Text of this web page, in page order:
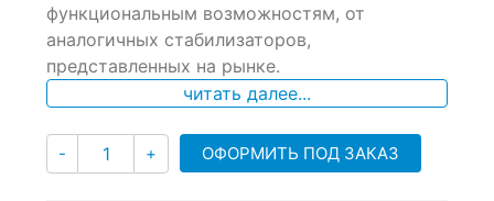
ratings
функциональным возможностям, от
аналогичных стабилизаторов,
представленных на рынке.
читать далее...
- Количество
+ ОФОРМИТЬ ПОД ЗАКАЗ